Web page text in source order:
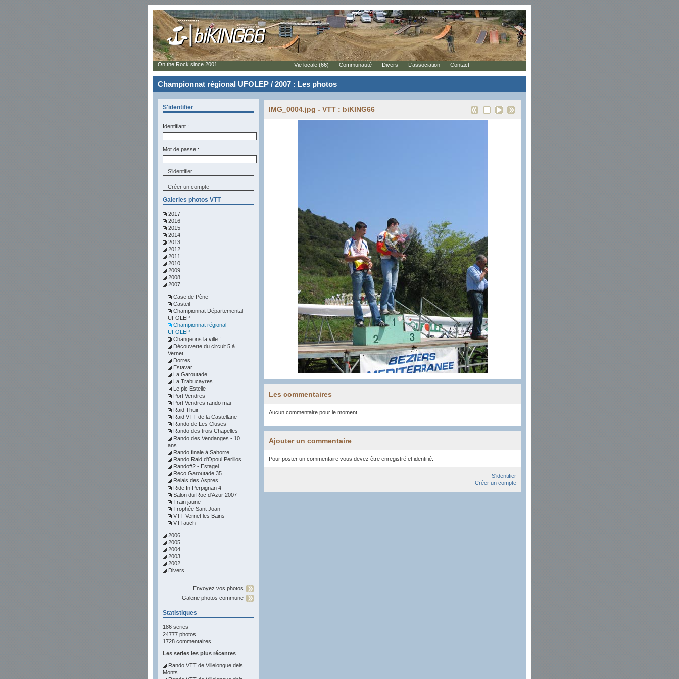
Championnat régional UFOLEP / 2007 : Les photos
S'identifier
Identifiant :
Mot de passe :
Créer un compte
Galeries photos VTT
2017
2016
2015
2014
2013
2012
2011
2010
2009
2008
2007
Case de Pène
Casteil
Championnat Départemental
UFOLEP
Championnat régional
UFOLEP
Changeons la ville !
Découverte du circuit 5 à
Vernet
Dorres
Estavar
La Garoutade
La Trabucayres
Le pic Estelle
Port Vendres
Port Vendres rando mai
Raid Thuir
Raid VTT de la Castellane
Rando de Les Cluses
Rando des trois Chapelles
Rando des Vendanges - 10
ans
Rando finale à Sahorre
Rando Raid d'Opoul Perillos
Rando#2 - Estagel
Reco Garoutade 35
Relais des Aspres
Ride In Perpignan 4
Salon du Roc d'Azur 2007
Train jaune
Trophée Sant Joan
VTT Vernet les Bains
VTTauch
2006
2005
2004
2003
2002
Divers
Envoyez vos photos
Galerie photos commune
Statistiques
186 series
24777 photos
1728 commentaires
Les series les plus récentes
Rando VTT de Villelongue dels
Monts
IMG_0004.jpg - VTT : biKING66
Les commentaires
Aucun commentaire pour le moment
Ajouter un commentaire
Pour poster un commentaire vous devez être enregistré et identifié.
S'identifier
Créer un compte
On the Rock since 2001 Vie locale (66) Communauté Divers L'association Contact